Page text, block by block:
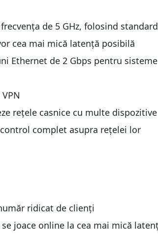
de 5 GHz, folosind
cea mai mică latență posibilă
Ethernet de 2 Gbps pentru
rețele casnice cu multe dispozitive
complet asupra rețelei lor
ridicat de clienți
joace online la cea mai mică